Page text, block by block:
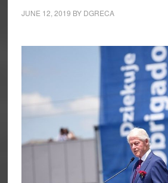
JUNE 12, 2019 BY DGRECA